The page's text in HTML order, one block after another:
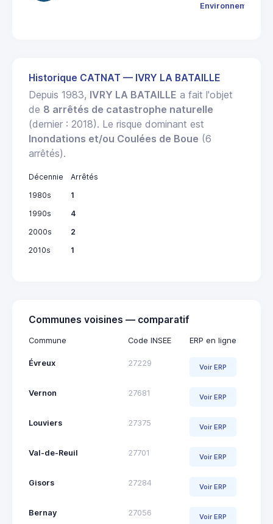
Environnement
Historique CATNAT — IVRY LA BATAILLE
Depuis 1983, IVRY LA BATAILLE a fait l'objet
de 8 arrêtés de catastrophe naturelle
(dernier : 2018). Le risque dominant est
Inondations et/ou Coulées de Boue (6
arrêtés).
Décennie
Arrêtés
1980s
1
1990s
4
2000s
2
2010s
1
Communes voisines — comparatif
Commune Code INSEE ERP en ligne
Évreux 27229 Voir ERP
Vernon 27681 Voir ERP
Louviers 27375 Voir ERP
Val-de-Reuil 27701 Voir ERP
Gisors 27284 Voir ERP
Bernay 27056 Voir ERP